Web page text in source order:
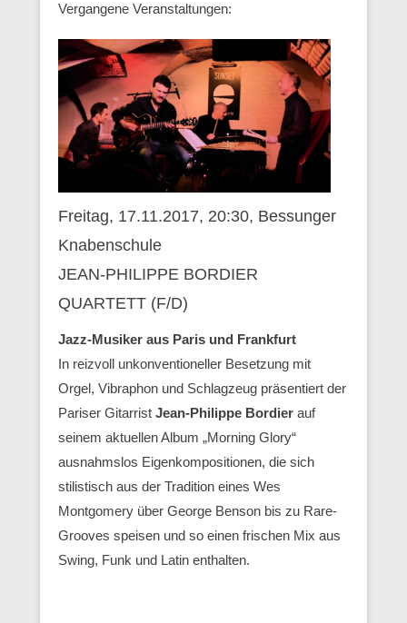
Vergangene Veranstaltungen:
Freitag, 17.11.2017, 20:30, Bessunger
Knabenschule
JEAN-PHILIPPE BORDIER
QUARTETT (F/D)
Jazz-Musiker aus Paris und Frankfurt
In reizvoll unkonventioneller Besetzung mit
Orgel, Vibraphon und Schlagzeug präsentiert der
Pariser Gitarrist Jean-Philippe Bordier auf
seinem aktuellen Album „Morning Glory“
ausnahmslos Eigenkompositionen, die sich
stilistisch aus der Tradition eines Wes
Montgomery über George Benson bis zu Rare-
Grooves speisen und so einen frischen Mix aus
Swing, Funk und Latin enthalten.